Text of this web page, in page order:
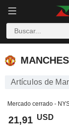
Artículos de
Mercado cerrado -
21,91 USD